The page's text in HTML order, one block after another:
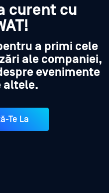
curent cu
a primi cele
ale companiei,
evenimente
altele.
Te La